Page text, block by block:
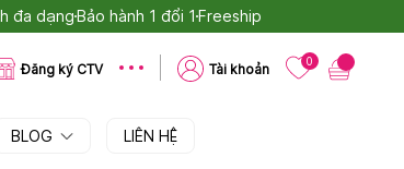
đa dạngBảo hành 1 đổi 1 Freeship
Đăng ký CTV Tài khoản 0
BLOG LIÊN HỆ